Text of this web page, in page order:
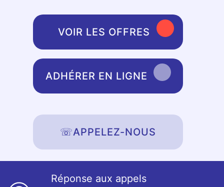
VOIR LES OFFRES
ADHÉRER EN LIGNE
☏APPELEZ-NOUS
Réponse aux appels